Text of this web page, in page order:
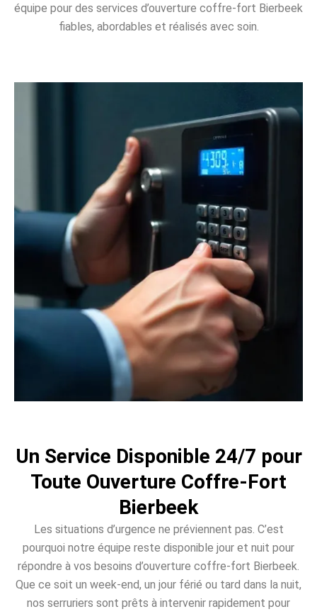
équipe pour des services d’ouverture coffre-fort Bierbeek
fiables, abordables et réalisés avec soin.
Un Service Disponible 24/7 pour
Toute Ouverture Coffre-Fort
Bierbeek
Les situations d’urgence ne préviennent pas. C’est
pourquoi notre équipe reste disponible jour et nuit pour
répondre à vos besoins d’ouverture coffre-fort Bierbeek.
Que ce soit un week-end, un jour férié ou tard dans la nuit,
nos serruriers sont prêts à intervenir rapidement pour